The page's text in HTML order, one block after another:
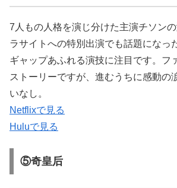
7人もの人格を演じ分けた主演チソン
ラサイトへの特別出演でも話題になっ
ギャップあふれる演技に注目です。フ
ストーリーですが、進むうちに感動の
いなし。
Netflixで見る
Huluで見る
⑤奇皇后